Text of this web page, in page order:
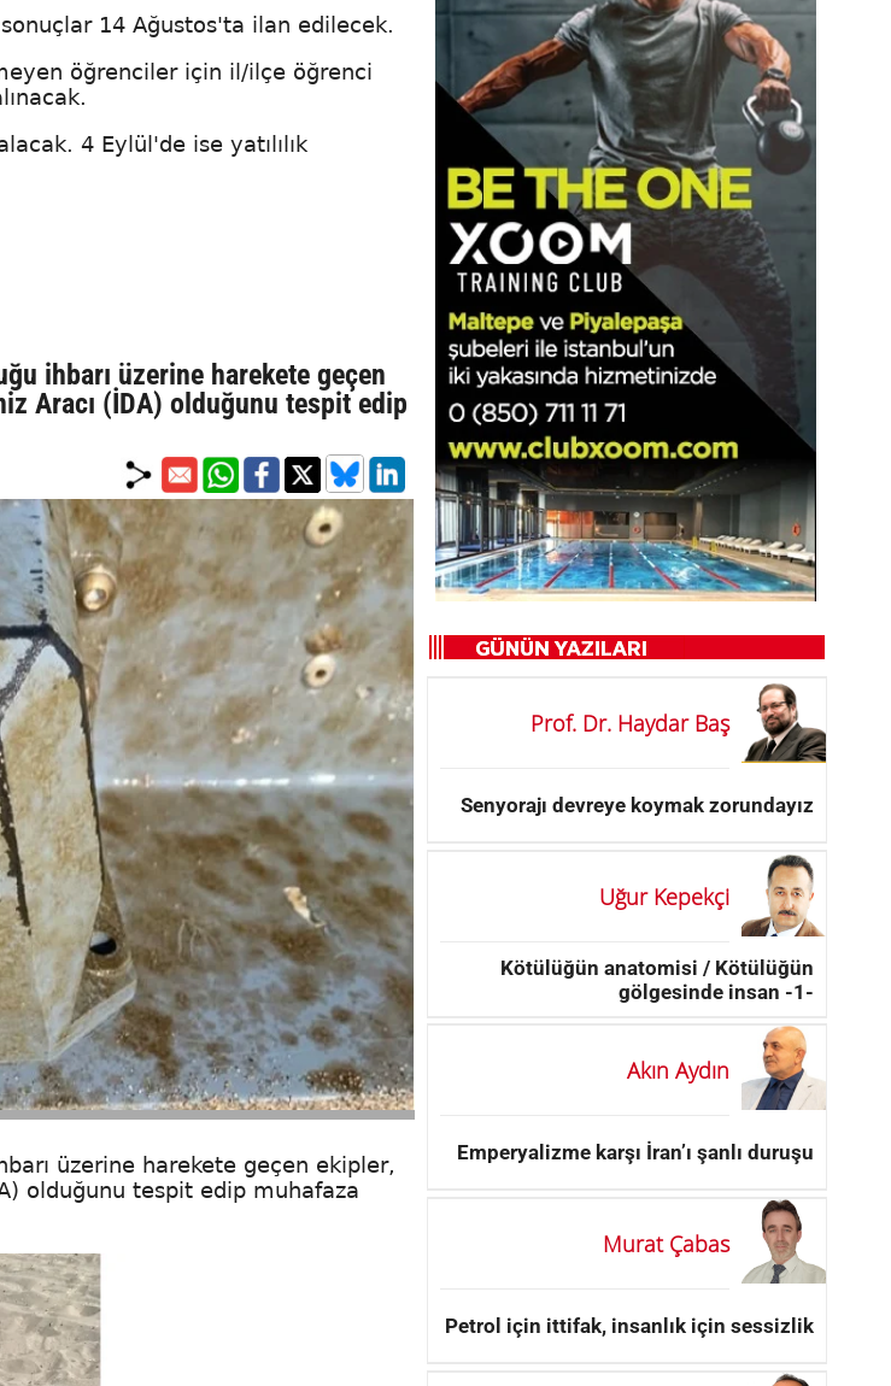
14 Ağustos'ta ilan edilecek.
öğrenciler için il/ilçe öğrenci
4 Eylül'de ise yatılılık
ihbarı üzerine harekete geçen
Aracı (İDA) olduğunu tespit edip
üzerine harekete geçen ekipler,
olduğunu tespit edip muhafaza
Prof. Dr. Haydar Baş
Senyorajı devreye koymak zorundayız
Uğur Kepekçi
Kötülüğün anatomisi / Kötülüğün
gölgesinde insan -1-
Akın Aydın
Emperyalizme karşı İran’ı şanlı duruşu
Murat Çabas
Petrol için ittifak, insanlık için sessizlik